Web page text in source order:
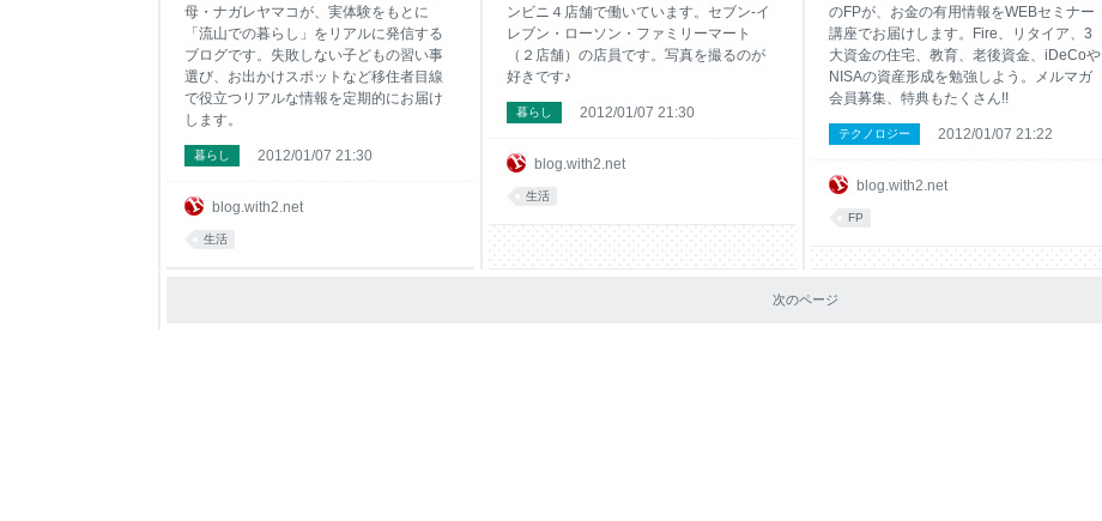
blog.with2.net
母・ナガレヤマコが、実体験をもとに
「流山での暮らし」をリアルに発信する
ブログです。失敗しない子どもの習い事
選び、お出かけスポットなど移住者目線
で役立つリアルな情報を定期的にお届け
します。
暮らし 2012/01/07 21:30
生活
blog.with2.net
ンビニ４店舗で働いています。セブン-イ
レブン・ローソン・ファミリーマート
（２店舗）の店員です。写真を撮るのが
好きです♪
暮らし 2012/01/07 21:30
生活
blog.with2.net
のFPが、お金の有用情報をWEBセミナー
講座でお届けします。Fire、リタイア、3
大資金の住宅、教育、老後資金、iDeCoや
NISAの資産形成を勉強しよう。メルマガ
会員募集、特典もたくさん!!
テクノロジー 2012/01/07 21:22
FP
次のページ